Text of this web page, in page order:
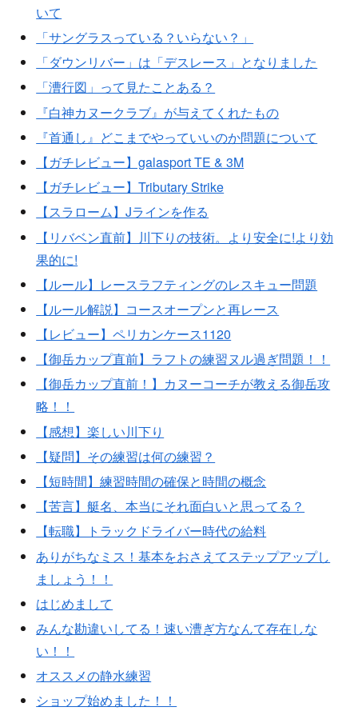
いて
「サングラスっている？いらない？」
「ダウンリバー」は「デスレース」となりました
「漕行図」って見たことある？
『白神カヌークラブ』が与えてくれたもの
『首通し』どこまでやっていいのか問題について
【ガチレビュー】galasport TE & 3M
【ガチレビュー】Tributary Strike
【スラローム】Jラインを作る
【リバベン直前】川下りの技術。より安全に!より効
果的に!
【ルール】レースラフティングのレスキュー問題
【ルール解説】コースオープンと再レース
【レビュー】ペリカンケース1120
【御岳カップ直前】ラフトの練習ヌル過ぎ問題！！
【御岳カップ直前！】カヌーコーチが教える御岳攻
略！！
【感想】楽しい川下り
【疑問】その練習は何の練習？
【短時間】練習時間の確保と時間の概念
【苦言】艇名、本当にそれ面白いと思ってる？
【転職】トラックドライバー時代の給料
ありがちなミス！基本をおさえてステップアップし
ましょう！！
はじめまして
みんな勘違いしてる！速い漕ぎ方なんて存在しな
い！！
オススメの静水練習
ショップ始めました！！